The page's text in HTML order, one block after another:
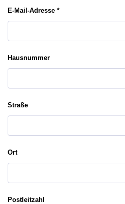
E-Mail-Adresse *
Hausnummer
Straße
Ort
Postleitzahl